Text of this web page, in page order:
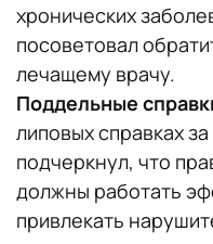
хронических
посоветовал
лечащему врачу.
Поддельные
липовых справках
подчеркнул, что
должны работать
привлекать